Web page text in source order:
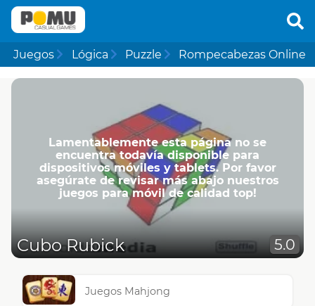
Juegos Lógica Puzzle Rompecabezas Online
Lamentablemente esta página no se
encuentra todavía disponible para
dispositivos móviles y tablets. Por favor
asegúrate de revisar más abajo nuestros
juegos para móvil de calidad top!
Cubo Rubick 5.0
Juegos Mahjong